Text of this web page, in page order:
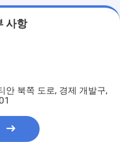
사항
안 북쪽 도로, 경제 개발구,